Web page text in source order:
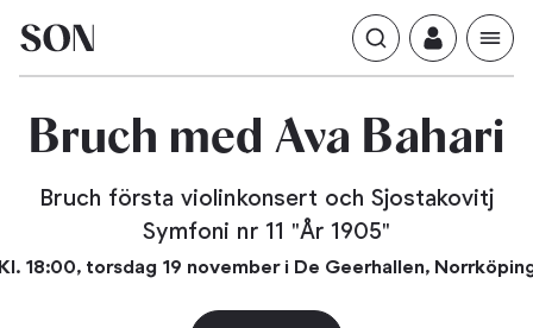
Bruch med Ava Bahari
Bruch första violinkonsert och Sjostakovitj
Symfoni nr 11 "År 1905"
18:00, torsdag 19 november i De Geerhallen,